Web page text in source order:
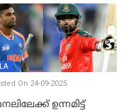
On 24-09-2025
ഉന്നമിട്ട്